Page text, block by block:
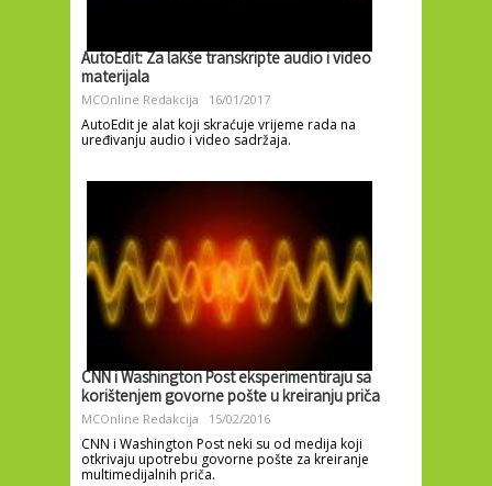
AutoEdit: Za lakše transkripte audio i video
materijala
MCOnline Redakcija 16/01/2017
AutoEdit je alat koji skraćuje vrijeme rada na
uređivanju audio i video sadržaja.
CNN i Washington Post eksperimentiraju sa
korištenjem govorne pošte u kreiranju priča
MCOnline Redakcija 15/02/2016
CNN i Washington Post neki su od medija koji
otkrivaju upotrebu govorne pošte za kreiranje
multimedijalnih priča.